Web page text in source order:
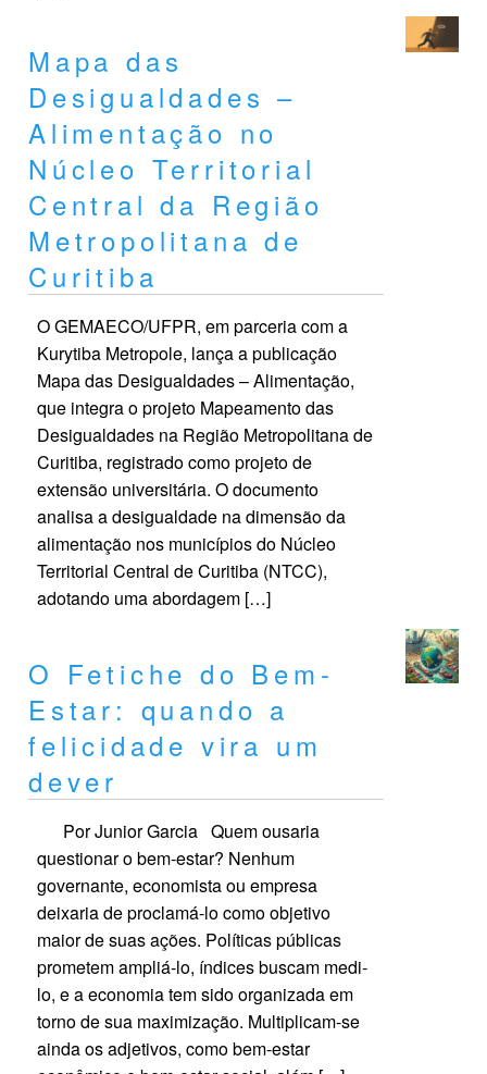
Mapa das
Desigualdades –
Alimentação no
Núcleo Territorial
Central da Região
Metropolitana de
Curitiba
O GEMAECO/UFPR, em parceria com a
Kurytiba Metropole, lança a publicação
Mapa das Desigualdades – Alimentação,
que integra o projeto Mapeamento das
Desigualdades na Região Metropolitana de
Curitiba, registrado como projeto de
extensão universitária. O documento
analisa a desigualdade na dimensão da
alimentação nos municípios do Núcleo
Territorial Central de Curitiba (NTCC),
adotando uma abordagem […]
O Fetiche do Bem-
Estar: quando a
felicidade vira um
dever
Por Junior Garcia Quem ousaria
questionar o bem-estar? Nenhum
governante, economista ou empresa
deixaria de proclamá-lo como objetivo
maior de suas ações. Políticas públicas
prometem ampliá-lo, índices buscam medi-
lo, e a economia tem sido organizada em
torno de sua maximização. Multiplicam-se
ainda os adjetivos, como bem-estar